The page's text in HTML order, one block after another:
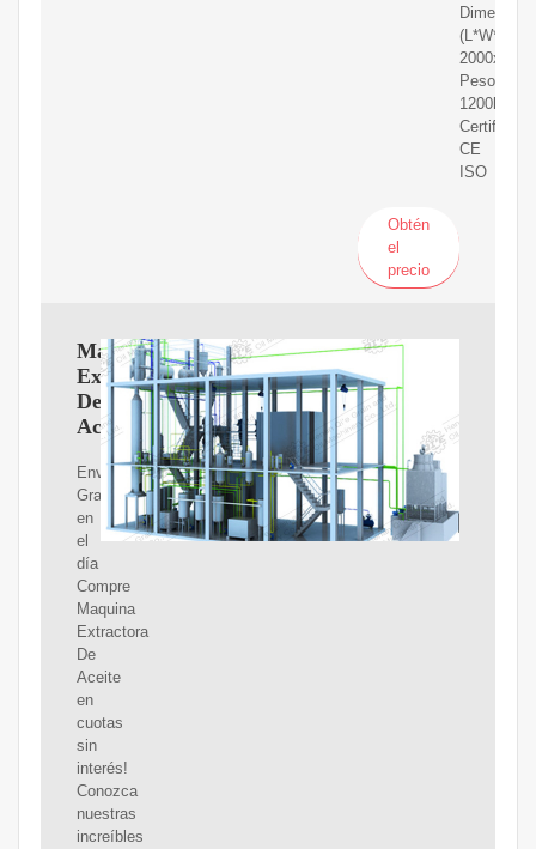
(L*W*H):
Peso:
1200kg;
CE
ISO
Obtén
el
precio
Maquina
Extractora
De
Aceite
Envíos
Gratis
en
el
día
Compre
Maquina
Extractora
De
Aceite
en
cuotas
sin
interés!
Conozca
nuestras
increíbles